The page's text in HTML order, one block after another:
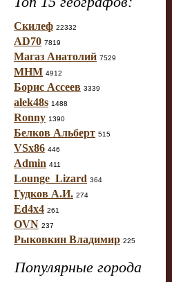
Скилеф 22332
AD70 7819
Магаз Анатолий 7529
МНМ 4912
Борис Ассеев 3339
alek48s 1488
Ronny 1390
Белков Альберт 515
VSx86 446
Admin 411
Lounge_Lizard 364
Гудков А.И. 274
Ed4x4 261
OVN 237
Рыковкин Владимир 225
Популярные города